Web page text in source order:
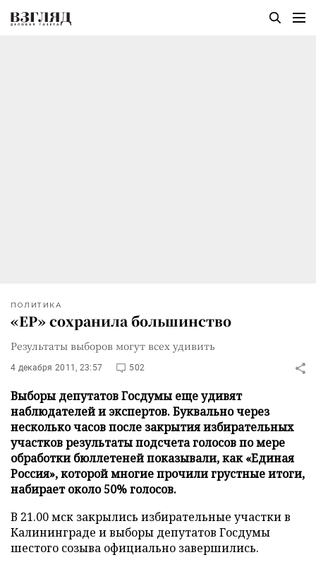
ПОЛИТИКА
«ЕР» сохранила большинство
Результаты выборов могут всех удивить
4 декабря 2011, 23:57 502
Выборы депутатов Госдумы еще удивят
наблюдателей и экспертов. Буквально через
несколько часов после закрытия избирательных
участков результаты подсчета голосов по мере
обработки бюллетеней показывали, как «Единая
Россия», которой многие прочили грустные итоги,
набирает около 50% голосов.
В 21.00 мск закрылись избирательные участки в
Калининграде и выборы депутатов Госдумы
шестого созыва официально завершились.